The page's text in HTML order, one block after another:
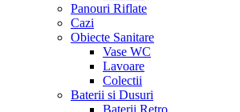
Panouri Riflate
Cazi
Obiecte Sanitare
Vase WC
Lavoare
Colectii
Baterii si Dusuri
Baterii Retro